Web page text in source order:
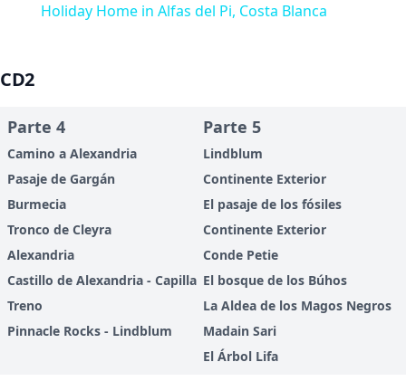
Holiday Home in Alfas del Pi, Costa Blanca
CD2
Parte 4
Camino a Alexandria
Pasaje de Gargán
Burmecia
Tronco de Cleyra
Alexandria
Castillo de Alexandria - Capilla
Treno
Pinnacle Rocks - Lindblum
Parte 5
Lindblum
Continente Exterior
El pasaje de los fósiles
Continente Exterior
Conde Petie
El bosque de los Búhos
La Aldea de los Magos Negros
Madain Sari
El Árbol Lifa